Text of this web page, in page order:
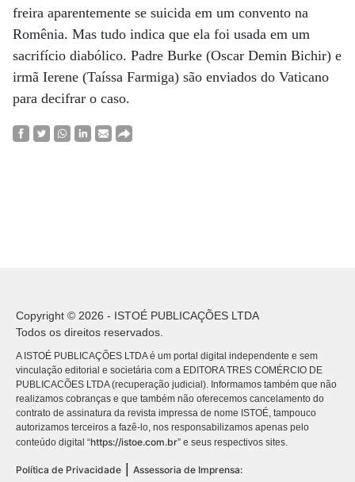
freira aparentemente se suicida em um convento na
Romênia. Mas tudo indica que ela foi usada em um
sacrifício diabólico. Padre Burke (Oscar Demin Bichir) e
irmã Ierene (Taíssa Farmiga) são enviados do Vaticano
para decifrar o caso.
Copyright © 2026 - ISTOÉ PUBLICAÇÕES LTDA
Todos os direitos reservados.
A ISTOÉ PUBLICAÇÕES LTDA é um portal digital independente e sem
vinculação editorial e societária com a EDITORA TRES COMÉRCIO DE
PUBLICACÕES LTDA (recuperação judicial). Informamos também que não
realizamos cobranças e que também não oferecemos cancelamento do
contrato de assinatura da revista impressa de nome ISTOÉ, tampouco
autorizamos terceiros a fazê-lo, nos responsabilizamos apenas pelo
conteúdo digital “https://istoe.com.br” e seus respectivos sites.
Política de Privacidade Assessoria de Imprensa: